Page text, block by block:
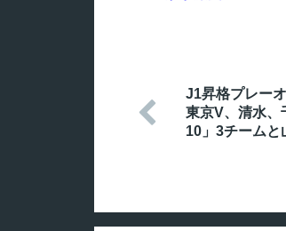

J1昇格プレー
東京V、清水、
10」3チームと